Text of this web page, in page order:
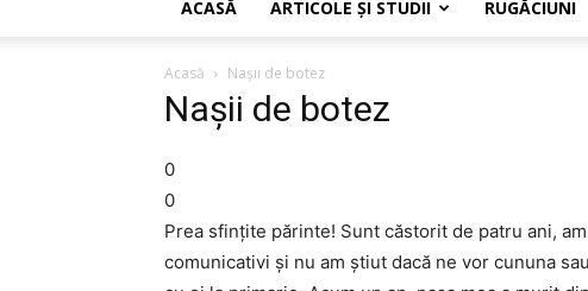
ACASĂ ARTICOLE ŞI STUDII RUGĂCIUNI
Acasă Nașii de botez
Nașii de botez
0
0
Prea sfințite părinte! Sunt căstorit de patru ani,
comunicativi și nu am știut dacă ne vor cununa